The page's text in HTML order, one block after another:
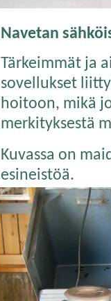
Navetan
Tärkeimmät ja
sovellukset
hoitoon, mikä
merkityksestä
Kuvassa on
esineistöä.